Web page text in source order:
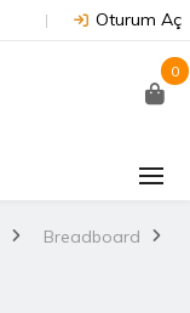
Oturum Aç
0
Breadboard